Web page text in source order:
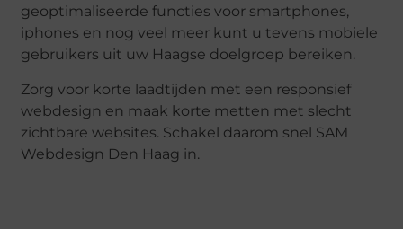
geoptimaliseerde functies voor smartphones,
iphones en nog veel meer kunt u tevens mobiele
gebruikers uit uw Haagse doelgroep bereiken.
Zorg voor korte laadtijden met een responsief
webdesign en maak korte metten met slecht
zichtbare websites. Schakel daarom snel SAM
Webdesign Den Haag in.